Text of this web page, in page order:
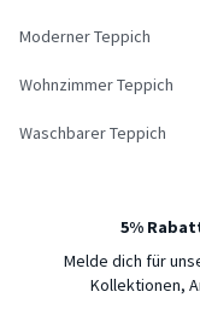
Moderner Teppich
Wohnzimmer Teppich
Waschbarer Teppich
5%
Melde dich für
Kollektionen,